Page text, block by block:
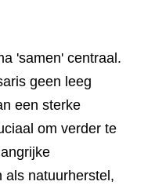
'samen' centraal.
geen leeg
een sterke
om verder te
als natuurherstel,